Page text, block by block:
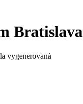
Bratislava
vygenerovaná